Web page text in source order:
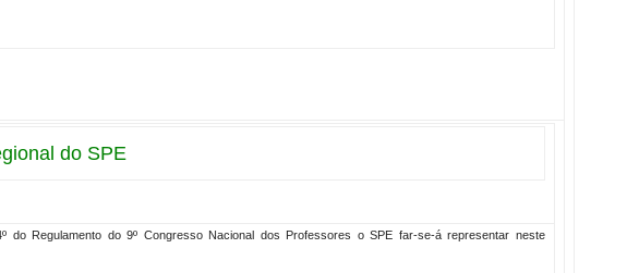
do SPE
do Regulamento do 9º Congresso Nacional dos Professores o SPE far-se-á representar neste